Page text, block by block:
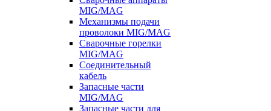
MIG/MAG
Механизмы подачи
проволоки MIG/MAG
Сварочные горелки
MIG/MAG
Соединительный
кабель
Запасные части
MIG/MAG
Запасные части для